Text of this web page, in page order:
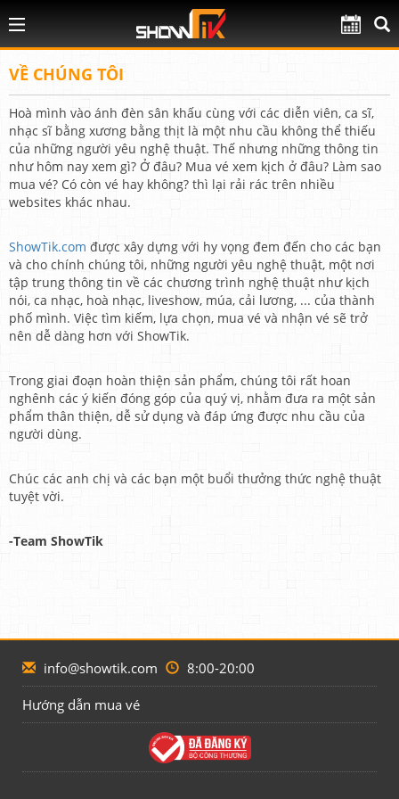
VỀ CHÚNG TÔI
Hoà mình vào ánh đèn sân khấu cùng với các diễn viên, ca sĩ,
nhạc sĩ bằng xương bằng thịt là một nhu cầu không thể thiếu
của những người yêu nghệ thuật. Thế nhưng những thông tin
như hôm nay xem gì? Ở đâu? Mua vé xem kịch ở đâu? Làm sao
mua vé? Có còn vé hay không? thì lại rải rác trên nhiều
websites khác nhau.
ShowTik.com được xây dựng với hy vọng đem đến cho các bạn
và cho chính chúng tôi, những người yêu nghệ thuật, một nơi
tập trung thông tin về các chương trình nghệ thuật như kịch
nói, ca nhạc, hoà nhạc, liveshow, múa, cải lương, ... của thành
phố mình. Việc tìm kiếm, lựa chọn, mua vé và nhận vé sẽ trở
nên dễ dàng hơn với ShowTik.
Trong giai đoạn hoàn thiện sản phẩm, chúng tôi rất hoan
nghênh các ý kiến đóng góp của quý vị, nhằm đưa ra một sản
phẩm thân thiện, dễ sử dụng và đáp ứng được nhu cầu của
người dùng.
Chúc các anh chị và các bạn một buổi thưởng thức nghệ thuật
tuyệt vời.
-Team ShowTik
info@showtik.com 8:00-20:00
Hướng dẫn mua vé